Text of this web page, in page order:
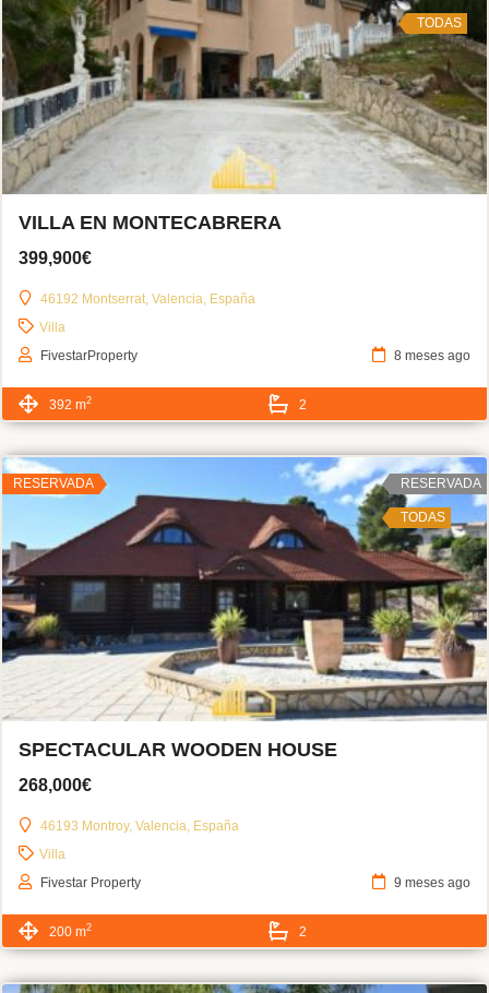
TODAS
VILLA EN MONTECABRERA
399,900€
46192 Montserrat, Valencia, España
Villa
FivestarProperty
8 meses ago
392 m2 2
RESERVADA RESERVADA
TODAS
SPECTACULAR WOODEN HOUSE
268,000€
46193 Montroy, Valencia, España
Villa
Fivestar Property
9 meses ago
200 m2 2